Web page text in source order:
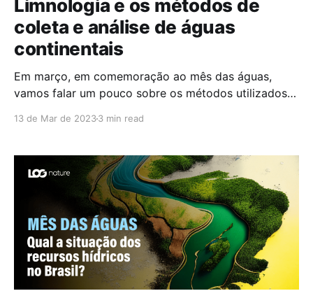
Limnologia e os métodos de
coleta e análise de águas
continentais
Em março, em comemoração ao mês das águas,
vamos falar um pouco sobre os métodos utilizados
vários métodos de coleta de água utilizados na
limnologia, que
13 de Mar de 20233 min read